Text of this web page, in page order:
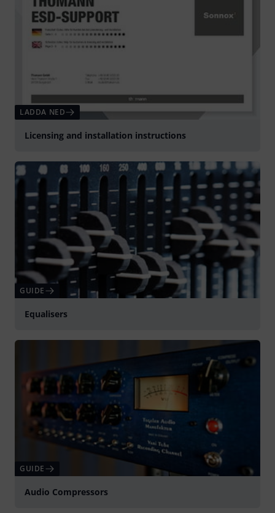
LADDA NED
Licensing and installation instructions
GUIDE
Equalisers
GUIDE
Audio Compressors